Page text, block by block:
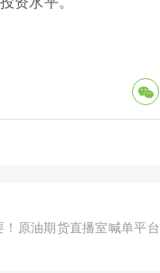
！原油期货直播室喊单平